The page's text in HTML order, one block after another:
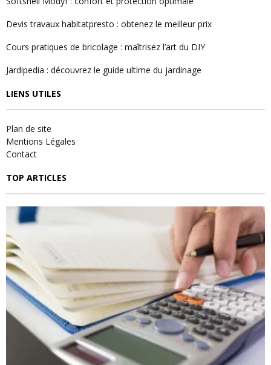
Devis travaux habitatpresto : obtenez le meilleur prix
Cours pratiques de bricolage : maîtrisez l’art du DIY
Jardipedia : découvrez le guide ultime du jardinage
LIENS UTILES
Plan de site
Mentions Légales
Contact
TOP ARTICLES